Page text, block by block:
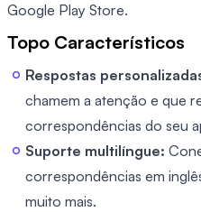
Google Play Store.
Topo Característicos
Respostas
chamem a atenção e que
correspondências do seu
Suporte multilíngue:
correspondências em
muito mais.